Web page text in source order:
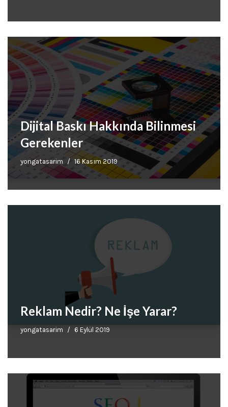
Dijital Baskı Hakkında Bilinmesi
Gerekenler
yongatasarim 16 Kasım 2019
Reklam Nedir? Ne İşe Yarar?
yongatasarim 6 Eylül 2019